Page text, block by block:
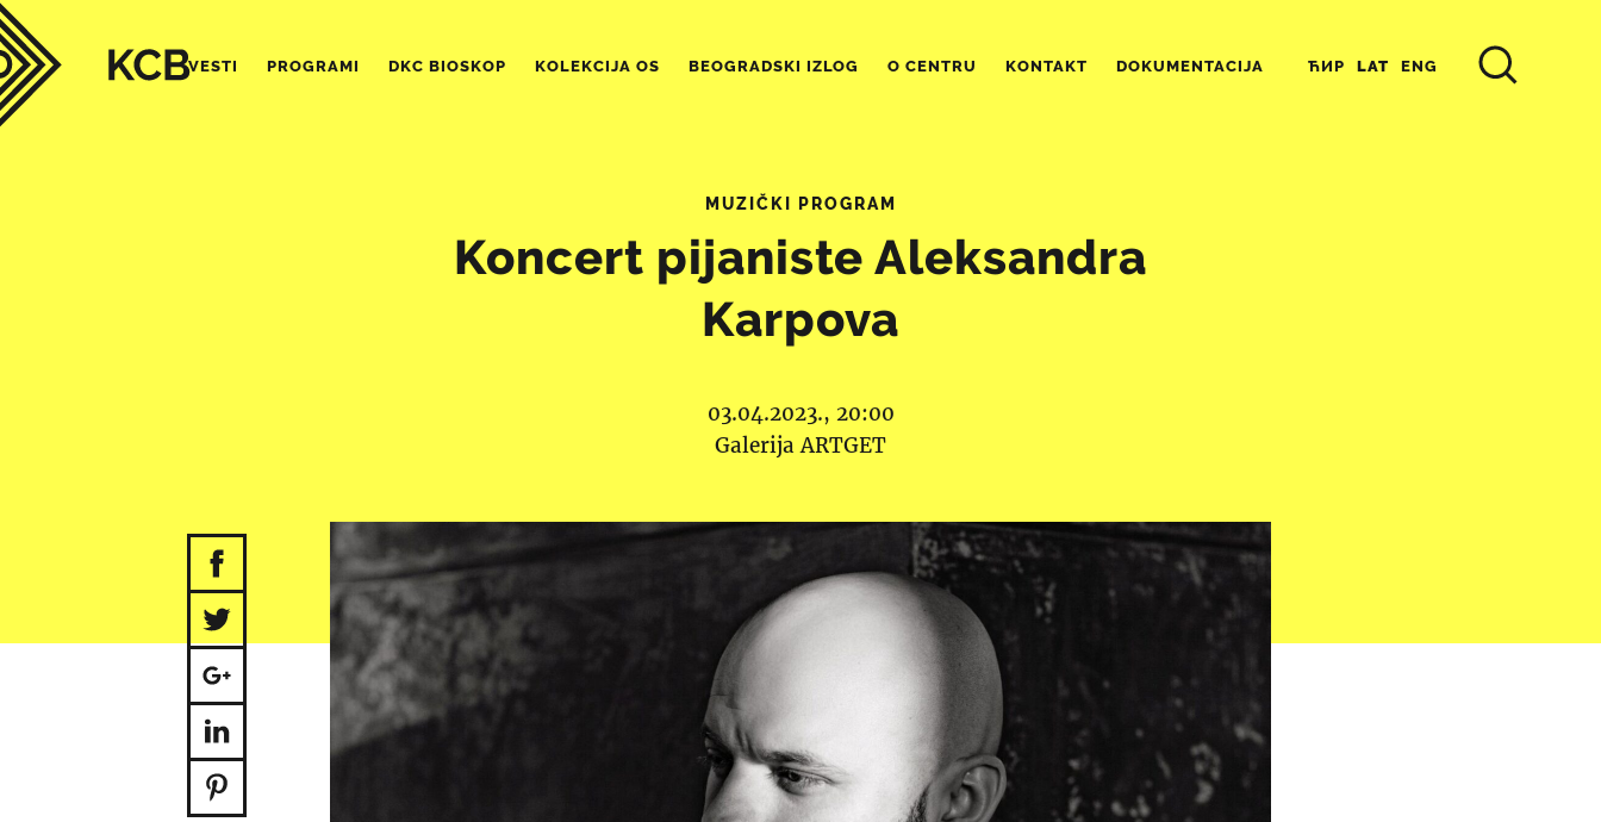
VESTI PROGRAMI DKC BIOSKOP KOLEKCIJA OS BEOGRADSKI IZLOG O CENTRU KONTAKT DOKUMENTACIJA ЋИР LAT ENG
MUZIČKI PROGRAM
Koncert pijaniste Aleksandra
Karpova
03.04.2023., 20:00
Galerija ARTGET